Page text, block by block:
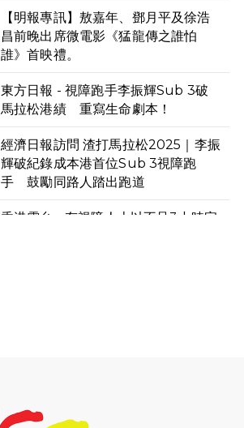
【明報專訊】敖嘉年、鄧月平及徐浩
昌前晚出席微電影《猛龍傳之誰怕
誰》首映禮。
東方日報 - 視障跑手李振輝Sub 3破
馬拉松港績 重寫生命劇本！
經濟日報訪問 渣打馬拉松2025｜李振
輝破紀錄成本港首位Sub 3視障跑
手 鼓勵同路人踏出跑道
香港電台 - 有視障人士以不足3小時完
成就毅行壯舉